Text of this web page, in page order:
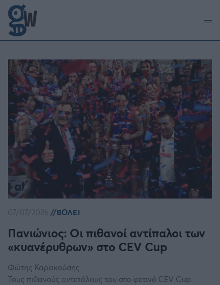
Παράκαμψη προς το κυρίως περιεχόμενο
ΒΟΛΕΙ
Πανιώνιος: Οι πιθανοί αντίπαλοι των
«κυανέρυθρων» στο CEV Cup
Φώτης Καρακούσης
Τους πιθανούς αντιπάλους του στο φετινό CEV Cup